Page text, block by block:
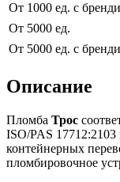
От 1000 ед. с
От 5000 ед.
От 5000 ед. с
Описание
Пломба Трос
ISO/PAS 17712:2103
контейнерных
пломбировочное